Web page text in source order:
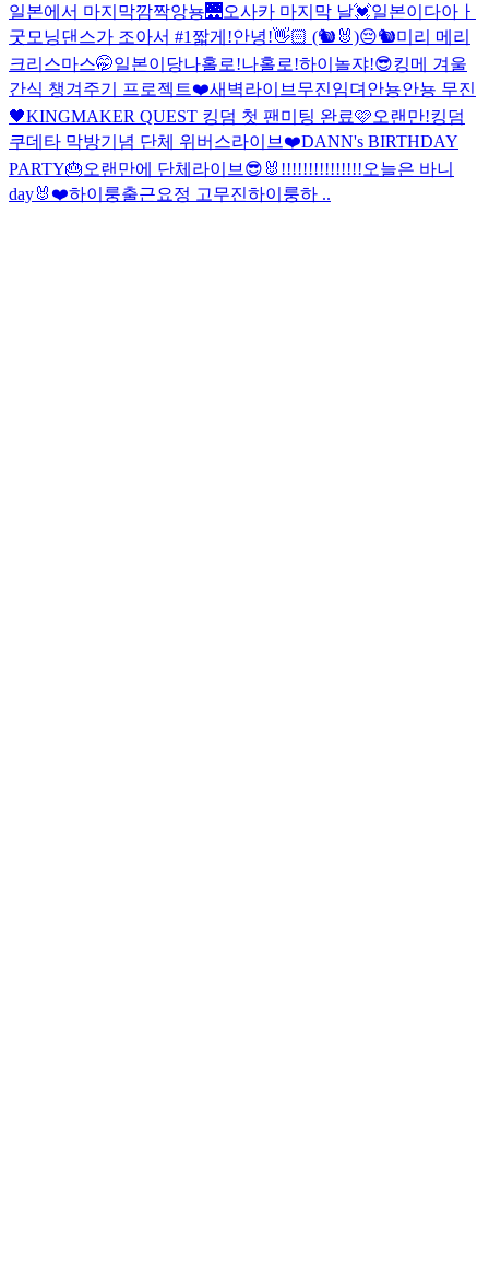
일본에서 마지막깜짝앙뇽🌉오사카 마지막 날💓일본이다아ㅏ
굿모닝댄스가 조아서 #1 짧게!안녕!👋🏻 (🐿️🐰)😔🐿️미리 메리
크리스마스🤭일본이당나홀로!나홀로!하이 놀쟈!😎킹메 겨울
간식 챙겨주기 프로젝트❤️새벽라이브 무진임뎌 안뇽안뇽 무진
🖤KINGMAKER QUEST 킹덤 첫 팬미팅 완료🩷오랜만!킹덤
쿠데타 막방기념 단체 위버스라이브❤️DANN's BIRTHDAY
PARTY🎂오랜만에 단체라이브😎 🐰!!!!!!!!!!!!!!!오늘은 바니
day🐰❤️하이룽출근요정 고무진하이룽하 ..